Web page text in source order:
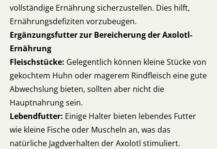
vollständige Ernährung sicherzustellen. Dies hilft,
Ernährungsdefiziten vorzubeugen.
Ergänzungsfutter zur Bereicherung der Axolotl-
Ernährung
Fleischstücke: Gelegentlich können kleine Stücke von
gekochtem Huhn oder magerem Rindfleisch eine gute
Abwechslung bieten, sollten aber nicht die
Hauptnahrung sein.
Lebendfutter: Einige Halter bieten lebendes Futter
wie kleine Fische oder Muscheln an, was das
natürliche Jagdverhalten der Axolotl stimuliert.